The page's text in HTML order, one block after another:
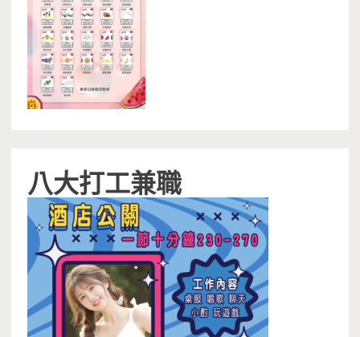
八大打工兼職